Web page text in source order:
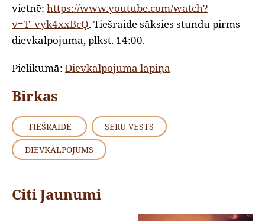
vietnē: https://www.youtube.com/watch?
v=T_vyk4xxBcQ. Tiešraide sāksies stundu pirms
dievkalpojuma, plkst. 14:00.
Pielikumā: Dievkalpojuma lapiņa
Birkas
TIEŠRAIDE SĒRU VĒSTS
DIEVKALPOJUMS
Citi Jaunumi